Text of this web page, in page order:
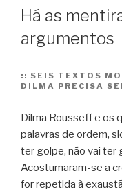
Há as
argumentos
:: SEIS TEXTOS
DILMA PRECISA
Dilma Rousseff e os
palavras de ordem,
ter golpe, não vai ter
Acostumaram-se a
for repetida à